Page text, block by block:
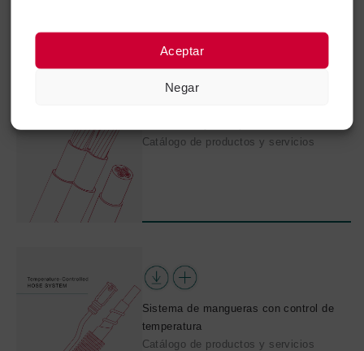
Aceptar
Negar
Catálogo de productos y servicios
Sistema de mangueras con control de
temperatura
Catálogo de productos y servicios